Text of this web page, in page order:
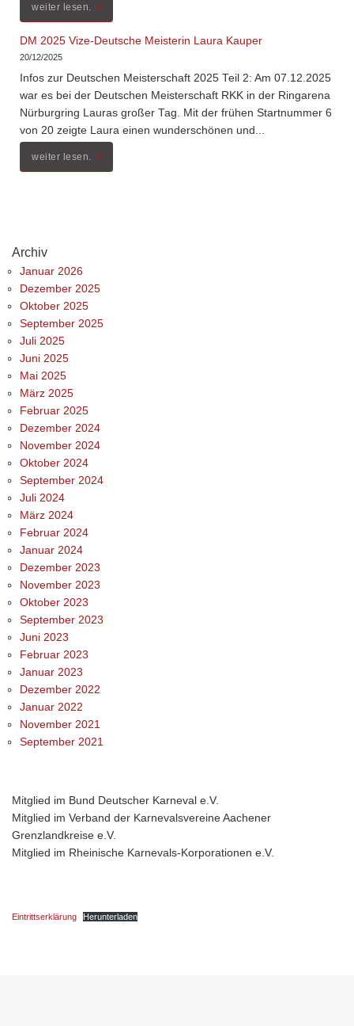
weiter lesen.
DM 2025 Vize-Deutsche Meisterin Laura Kauper
20/12/2025
Infos zur Deutschen Meisterschaft 2025 Teil 2: Am 07.12.2025
war es bei der Deutschen Meisterschaft RKK in der Ringarena
Nürburgring Lauras großer Tag. Mit der frühen Startnummer 6
von 20 zeigte Laura einen wunderschönen und...
weiter lesen.
Archiv
Januar 2026
Dezember 2025
Oktober 2025
September 2025
Juli 2025
Juni 2025
Mai 2025
März 2025
Februar 2025
Dezember 2024
November 2024
Oktober 2024
September 2024
Juli 2024
März 2024
Februar 2024
Januar 2024
Dezember 2023
November 2023
Oktober 2023
September 2023
Juni 2023
Februar 2023
Januar 2023
Dezember 2022
Januar 2022
November 2021
September 2021
Mitglied im Bund Deutscher Karneval e.V.
Mitglied im Verband der Karnevalsvereine Aachener
Grenzlandkreise e.V.
Mitglied im Rheinische Karnevals-Korporationen e.V.
Eintrittserklärung Herunterladen